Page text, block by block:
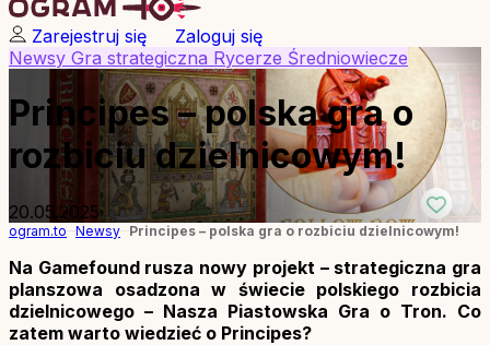
Zarejestruj się
Zaloguj się
Newsy Gra strategiczna Rycerze Średniowiecze
Principes – polska gra o
rozbiciu dzielnicowym!
20.05.2025
ogram.to Newsy Principes – polska gra o rozbiciu dzielnicowym!
Na Gamefound rusza nowy projekt – strategiczna gra
planszowa osadzona w świecie polskiego rozbicia
dzielnicowego – Nasza Piastowska Gra o Tron. Co
zatem warto wiedzieć o Principes?